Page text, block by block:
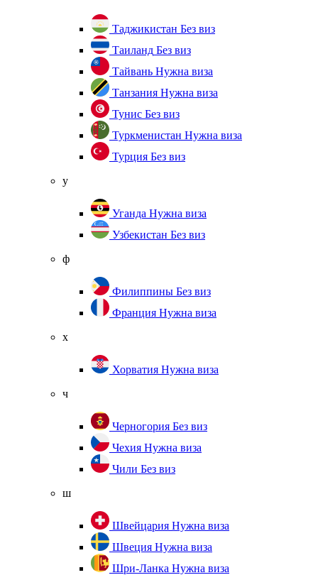
Таджикистан Без виз
Таиланд Без виз
Тайвань Нужна виза
Танзания Нужна виза
Тунис Без виз
Туркменистан Нужна виза
Турция Без виз
у
Уганда Нужна виза
Узбекистан Без виз
ф
Филиппины Без виз
Франция Нужна виза
х
Хорватия Нужна виза
ч
Черногория Без виз
Чехия Нужна виза
Чили Без виз
ш
Швейцария Нужна виза
Швеция Нужна виза
Шри-Ланка Нужна виза